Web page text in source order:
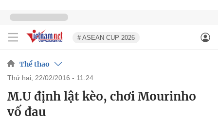
# ASEAN CUP 2026
Thể thao
thứ hai, 22/02/2016 - 11:24
M.U định lật kèo, chơi Mourinho
vố đau